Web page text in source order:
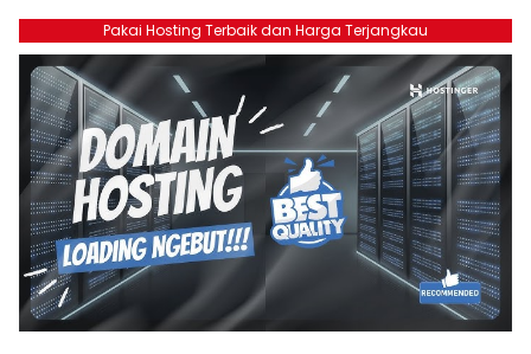
Pakai Hosting Terbaik dan Harga Terjangkau